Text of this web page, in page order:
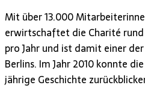
Mit über 13.000
erwirtschaftet die Charité
pro Jahr und ist damit einer
Berlins. Im Jahr 2010 konnte
jährige Geschichte